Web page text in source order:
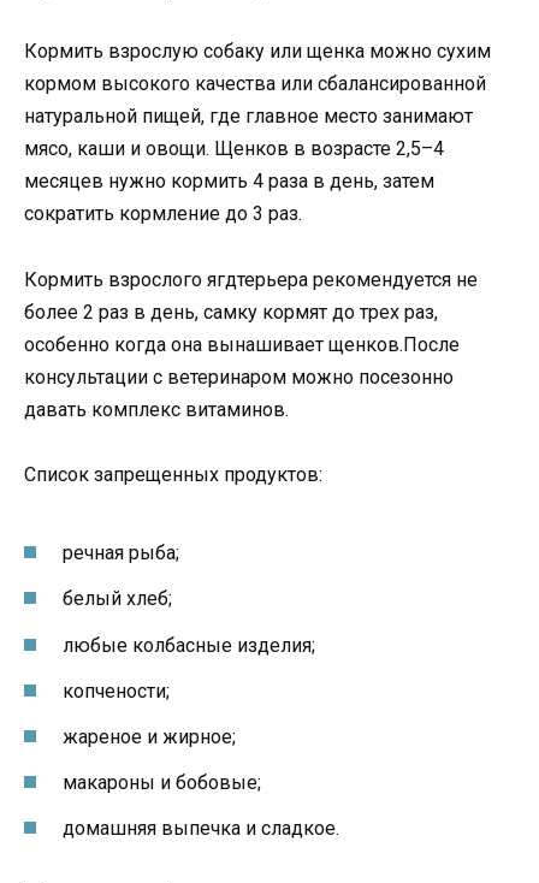
Кормить взрослую собаку или щенка можно сухим
кормом высокого качества или сбалансированной
натуральной пищей, где главное место занимают
мясо, каши и овощи. Щенков в возрасте 2,5–4
месяцев нужно кормить 4 раза в день, затем
сократить кормление до 3 раз.
Кормить взрослого ягдтерьера рекомендуется не
более 2 раз в день, самку кормят до трех раз,
особенно когда она вынашивает щенков.После
консультации с ветеринаром можно посезонно
давать комплекс витаминов.
Список запрещенных продуктов:
речная рыба;
белый хлеб;
любые колбасные изделия;
копчености;
жареное и жирное;
макароны и бобовые;
домашняя выпечка и сладкое.